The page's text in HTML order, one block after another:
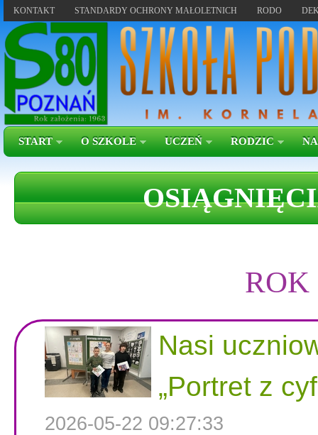
KONTAKT STANDARDY OCHRONY MAŁOLETNICH RODO
START O SZKOLE UCZEŃ RODZIC
ROK
Nasi
„Portret z
2026-05-22 09:27:33